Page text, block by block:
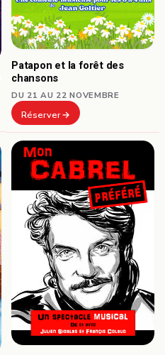
Patapon et la forêt des
chansons
DU 21 AU 22 NOVEMBRE
Réserver